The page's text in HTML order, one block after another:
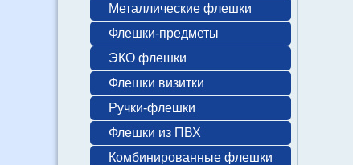
Металлические флешки
Флешки-предметы
ЭКО флешки
Флешки визитки
Ручки-флешки
Флешки из ПВХ
Комбинированные флешки